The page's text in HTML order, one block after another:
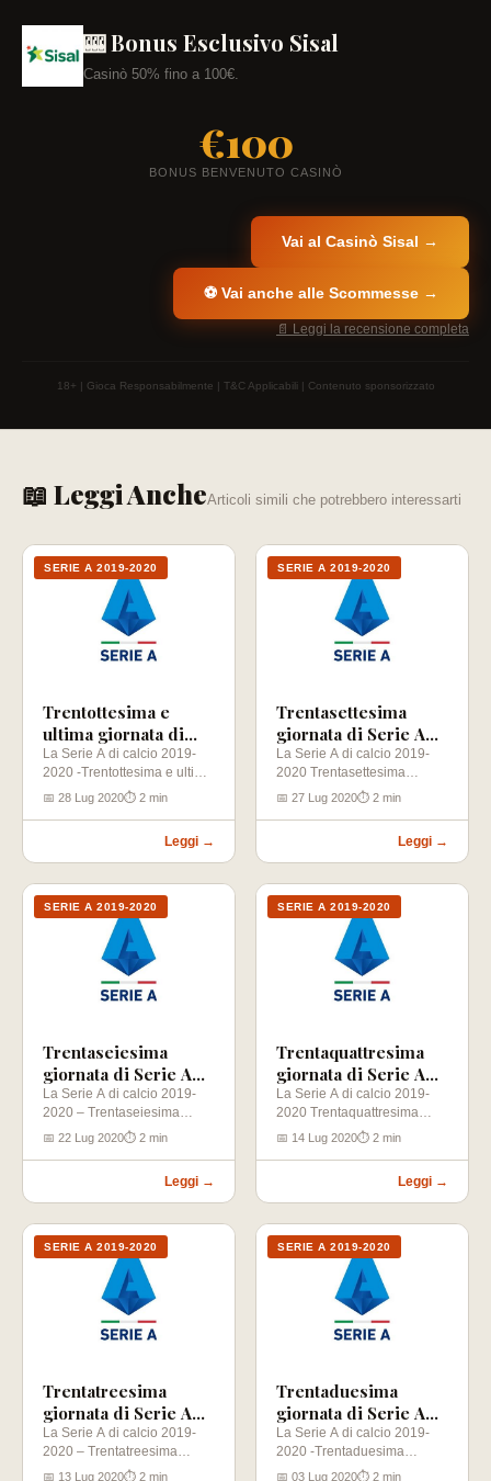
🎰 Bonus Esclusivo Sisal
Casinò 50% fino a 100€.
€100
BONUS BENVENUTO CASINÒ
Vai al Casinò Sisal →
⚽ Vai anche alle Scommesse →
📄 Leggi la recensione completa
18+ | Gioca Responsabilmente | T&C Applicabili | Contenuto sponsorizzato
📖 Leggi AncheArticoli simili che potrebbero interessarti
SERIE A 2019-2020
Trentottesima e
ultima giornata di
Serie A 2019-2020
La Serie A di calcio 2019-
2020 -Trentottesima e ultima
giornata (02-08-2020)
📅 28 Lug 2020⏱ 2 min
Leggi →
SERIE A 2019-2020
Trentasettesima
giornata di Serie A
2019-2020
La Serie A di calcio 2019-
2020 Trentasettesima
giornata (28-07-2020)
📅 27 Lug 2020⏱ 2 min
Leggi →
SERIE A 2019-2020
Trentaseiesima
giornata di Serie A
2019-2020
La Serie A di calcio 2019-
2020 – Trentaseiesima
giornata (26-07-2020) Milan
– Atalanta Brescia…
📅 22 Lug 2020⏱ 2 min
Leggi →
SERIE A 2019-2020
Trentaquattresima
giornata di Serie A
2019-2020
La Serie A di calcio 2019-
2020 Trentaquattresima
giornata (18-07-2020)
Verona – Atalanta Cagliari –
📅 14 Lug 2020⏱ 2 min
Leggi →
SERIE A 2019-2020
Trentatreesima
giornata di Serie A
2019-2020
La Serie A di calcio 2019-
2020 – Trentatreesima
giornata (15-07-2020)
📅 13 Lug 2020⏱ 2 min
SERIE A 2019-2020
Trentaduesima
giornata di Serie A
2019-2020
La Serie A di calcio 2019-
2020 -Trentaduesima
giornata (12-07-2020) Lazio
📅 03 Lug 2020⏱ 2 min